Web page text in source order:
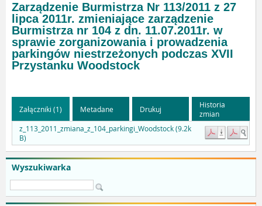
Wyszukiwarka
Zarządzenie Burmistrza Nr 113/2011 z 27
lipca 2011r. zmieniające zarządzenie
Burmistrza nr 104 z dn. 11.07.2011r. w
sprawie zorganizowania i prowadzenia
parkingów niestrzeżonych podczas XVII
Przystanku Woodstock
Załączniki (1) Metadane Drukuj
Historia
zmian
z_113_2011_zmiana_z_104_parkingi_Woodstock (9.2k
B)